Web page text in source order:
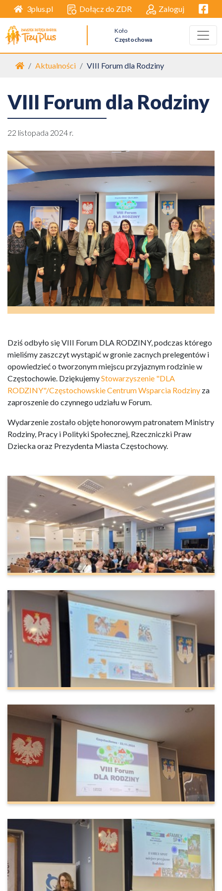
3plus.pl Dołącz do ZDR Zaloguj
Koło
Częstochowa
Strona główna
Aktualności VIII Forum dla Rodziny
VIII Forum dla Rodziny
22 listopada 2024 r.
Dziś odbyło się VIII Forum DLA RODZINY, podczas którego
mieliśmy zaszczyt wystąpić w gronie zacnych prelegentów i
opowiedzieć o tworzonym miejscu przyjaznym rodzinie w
Częstochowie. DziękujemyStowarzyszenie "DLA
RODZINY"/Częstochowskie Centrum Wsparcia Rodziny za
zaproszenie do czynnego udziału w Forum.
Wydarzenie zostało objęte honorowym patronatem Ministry
Rodziny, Pracy i Polityki Społecznej, Rzeczniczki Praw
Dziecka oraz Prezydenta Miasta Częstochowy.